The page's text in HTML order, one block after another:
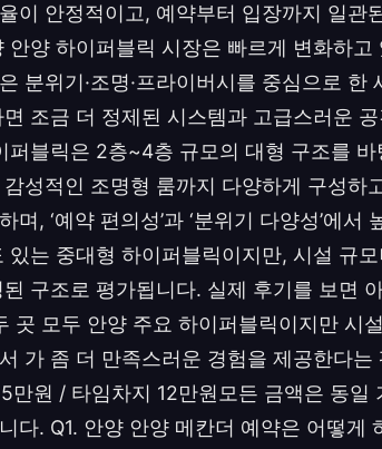
이 안정적이고, 예약부터 입장까지 일관
안양 하이퍼블릭 시장은 빠르게 변화하
분위기·조명·프라이버시를 중심으로 한
조금 더 정제된 시스템과 고급스러운
퍼블릭은 2층~4층 규모의 대형 구조를
성적인 조명형 룸까지 다양하게 구성하
며, ‘예약 편의성’과 ‘분위기 다양성’에
있는 중대형 하이퍼블릭이지만, 시설 규
구조로 평가됩니다. 실제 후기를 보면
곳 모두 안양 주요 하이퍼블릭이지만 시
가 좀 더 만족스러운 경험을 제공한다
만원 / 타임차지 12만원모든 금액은 동일
다. Q1. 안양 안양 메칸더 예약은 어떻게